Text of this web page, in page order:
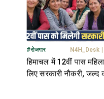
#रोजगार N4H_Desk
हिमाचल में 12वीं पास
लिए सरकारी नौकरी, जल्द